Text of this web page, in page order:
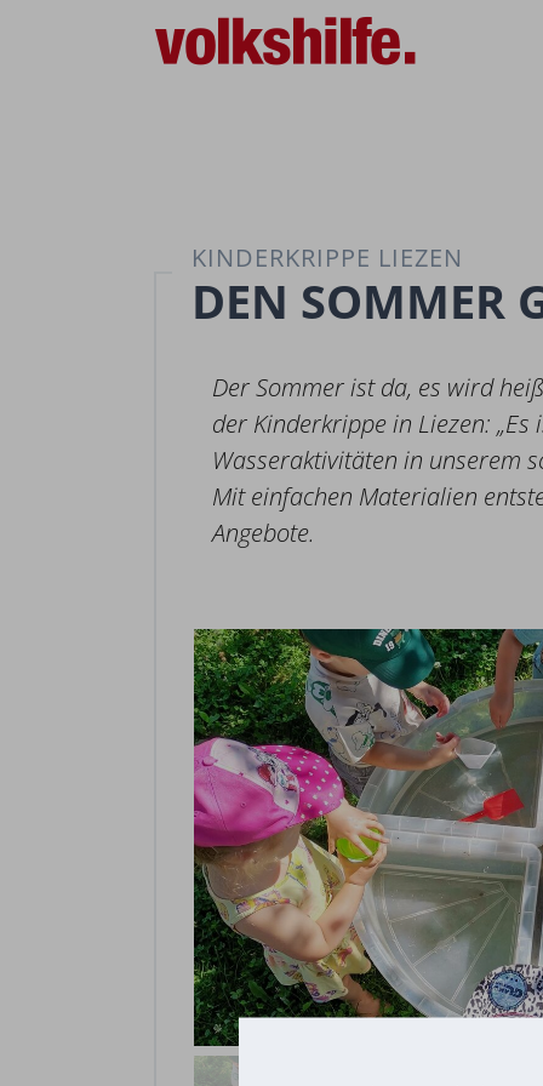
KINDERKRIPPE LIEZEN
DEN SOMMER
Der Sommer ist da, es wird
der Kinderkrippe in Liezen:
Wasseraktivitäten in unserem
Mit einfachen Materialien
Angebote.